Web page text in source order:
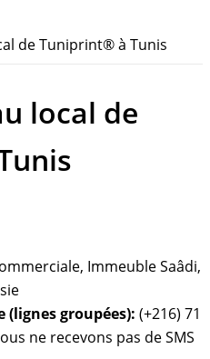
de Tuniprint® à Tunis
local de
Immeuble Saâdi,
groupées): (+216) 71
ne recevons pas de SMS